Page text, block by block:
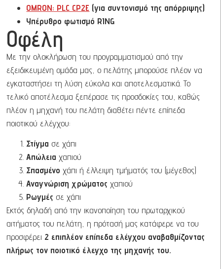
OMRON: PLC CP2E (για συντονισμό της απόρριψης)
Υπέρυθρο φωτισμό RING
Οφέλη
Με την ολοκλήρωση του προγραμματισμού από την
εξειδικευμένη ομάδα μας, ο πελάτης μπορούσε πλέον να
εγκαταστήσει τη λύση εύκολα και αποτελεσματικά. Το
τελικό αποτέλεσμα ξεπέρασε τις προσδοκίες του, καθώς
πλέον η μηχανή του πελάτη διαθέτει πέντε επίπεδα
ποιοτικού ελέγχου:
Στίγμα σε χάπι
Απώλεια χαπιού
Σπασμένο χάπι ή έλλειψη τμήματός του (μέγεθος)
Αναγνώριση χρώματος χαπιού
Ρωγμές σε χάπι
Εκτός δηλαδή από την ικανοποίηση του πρωταρχικού
αιτήματος του πελάτη, η πρότασή μας κατάφερε να του
προσφέρει 2 επιπλέον επίπεδα ελέγχου αναβαθμίζοντας
πλήρως τον ποιοτικό έλεγχο της μηχανής του.